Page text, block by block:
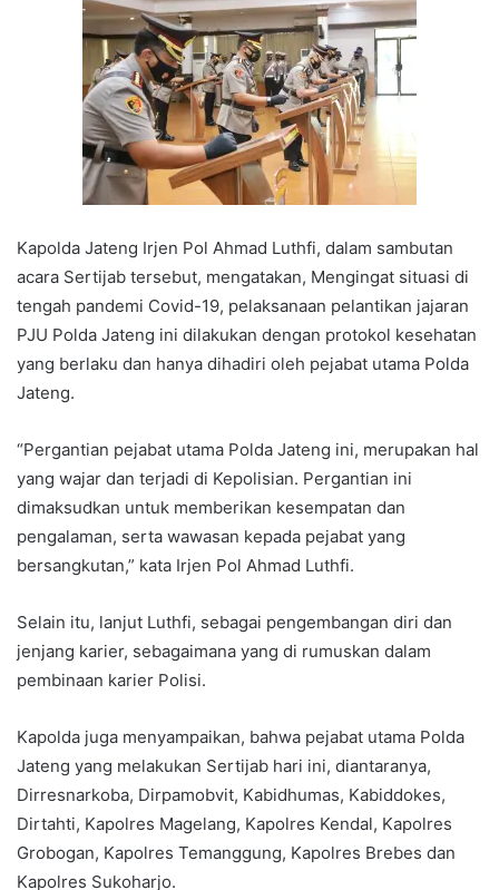
Kapolda Jateng Irjen Pol Ahmad Luthfi, dalam sambutan
acara Sertijab tersebut, mengatakan, Mengingat situasi di
tengah pandemi Covid-19, pelaksanaan pelantikan jajaran
PJU Polda Jateng ini dilakukan dengan protokol kesehatan
yang berlaku dan hanya dihadiri oleh pejabat utama Polda
Jateng.
“Pergantian pejabat utama Polda Jateng ini, merupakan hal
yang wajar dan terjadi di Kepolisian. Pergantian ini
dimaksudkan untuk memberikan kesempatan dan
pengalaman, serta wawasan kepada pejabat yang
bersangkutan,” kata Irjen Pol Ahmad Luthfi.
Selain itu, lanjut Luthfi, sebagai pengembangan diri dan
jenjang karier, sebagaimana yang di rumuskan dalam
pembinaan karier Polisi.
Kapolda juga menyampaikan, bahwa pejabat utama Polda
Jateng yang melakukan Sertijab hari ini, diantaranya,
Dirresnarkoba, Dirpamobvit, Kabidhumas, Kabiddokes,
Dirtahti, Kapolres Magelang, Kapolres Kendal, Kapolres
Grobogan, Kapolres Temanggung, Kapolres Brebes dan
Kapolres Sukoharjo.